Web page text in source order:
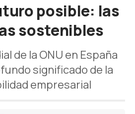
posible: las
sostenibles
de la ONU en España
significado de la
empresarial